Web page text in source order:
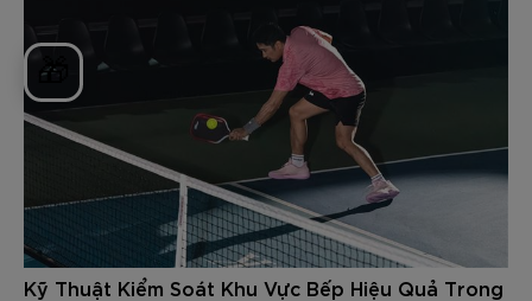
🎁
Kỹ Thuật Kiểm Soát Khu Vực Bếp Hiệu Quả Trong